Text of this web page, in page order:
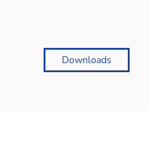
Downloads